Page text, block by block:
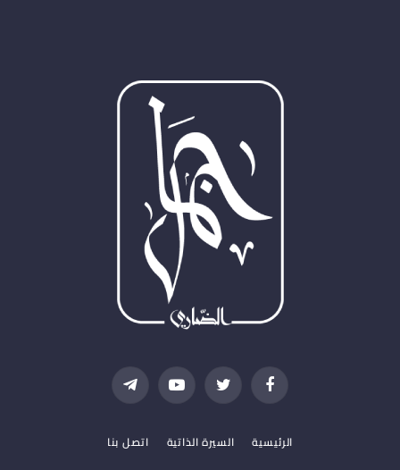
فيسبوك تويتر يوتيوب تيلقرام
الرئيسية السيرة الذاتية اتصل بنا